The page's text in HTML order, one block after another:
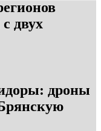
двух
дроны